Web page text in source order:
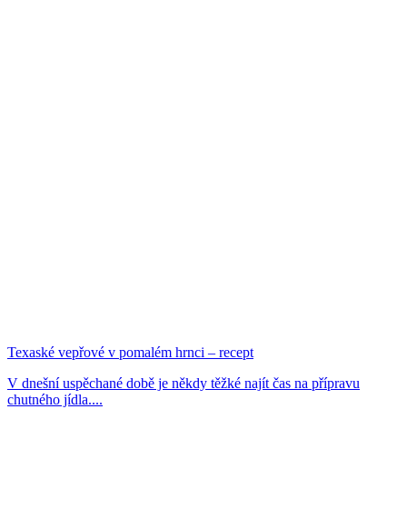
Texaské vepřové v pomalém hrnci – recept
V dnešní uspěchané době je někdy těžké najít čas na přípravu
chutného jídla....